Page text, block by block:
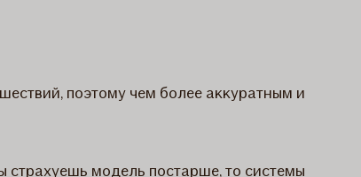
поэтому чем более аккуратным и
модель постарше, то системы